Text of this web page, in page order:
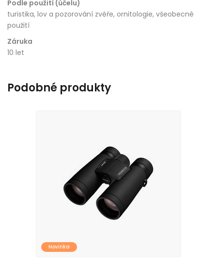
Podle použití (účelu)
turistika, lov a pozorování zvěře, ornitologie, všeobecné
použití
Záruka
10 let
Podobné produkty
Novinka